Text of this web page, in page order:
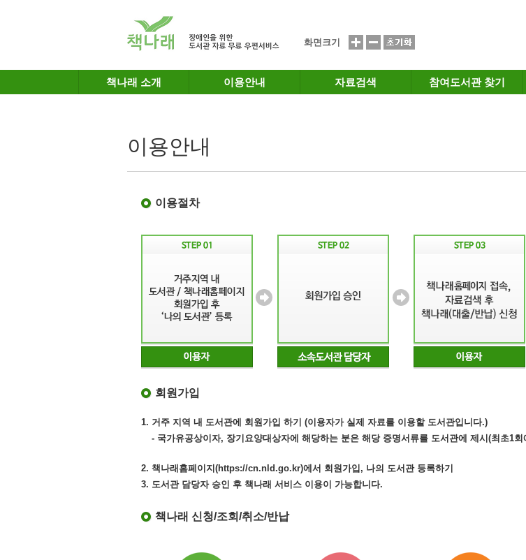
화면크기
책나래 소개 이용안내 자료검색 참여도서관 찾기
이용안내
이용절차
회원가입
1. 거주 지역 내 도서관에 회원가입 하기 (이용자가 실제 자료를 이용할 도서관입니다.)
- 국가유공상이자, 장기요양대상자에 해당하는 분은 해당 증명서류를 도서관에 제시(최초1회
2. 책나래홈페이지(https://cn.nld.go.kr)에서 회원가입, 나의 도서관 등록하기
3. 도서관 담당자 승인 후 책나래 서비스 이용이 가능합니다.
책나래 신청/조회/취소/반납